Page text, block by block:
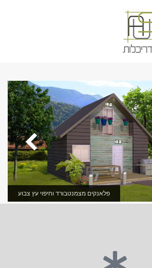
פלאנקים מצמנטבורד וחיפוי עץ צבוע